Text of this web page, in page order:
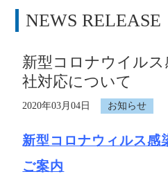
NEWS RELEASE
新型コロナウイル
社対応について
2020年03月04日 お知らせ
新型コロナウィルス感
ご案内